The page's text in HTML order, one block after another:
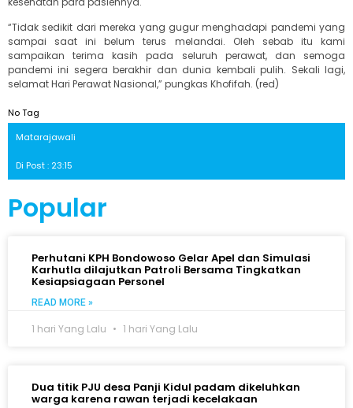
“Tidak sedikit dari mereka yang gugur menghadapi pandemi yang
sampai saat ini belum terus melandai. Oleh sebab itu kami
sampaikan terima kasih pada seluruh perawat, dan semoga
pandemi ini segera berakhir dan dunia kembali pulih. Sekali lagi,
selamat Hari Perawat Nasional,” pungkas Khofifah. (red)
No Tag
Matarajawali
Di Post : 23:15
Popular
Perhutani KPH Bondowoso Gelar Apel dan Simulasi
Karhutla dilajutkan Patroli Bersama Tingkatkan
Kesiapsiagaan Personel
READ MORE »
1 hari Yang Lalu 1 hari Yang Lalu
Dua titik PJU desa Panji Kidul padam dikeluhkan
warga karena rawan terjadi kecelakaan